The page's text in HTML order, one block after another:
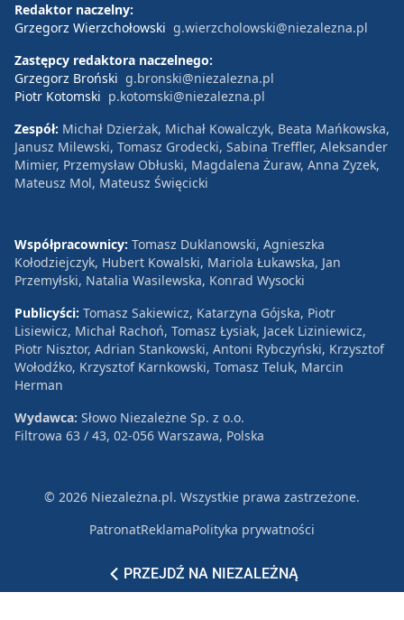
PRZEJDŹ NA NIEZALEŻNĄ
Redaktor naczelny:
Grzegorz Wierzchołowski g.wierzcholowski@niezalezna.pl
Zastępcy redaktora naczelnego:
Grzegorz Broński g.bronski@niezalezna.pl
Piotr Kotomski p.kotomski@niezalezna.pl
Zespół: Michał Dzierżak, Michał Kowalczyk, Beata Mańkowska,
Janusz Milewski, Tomasz Grodecki, Sabina Treffler, Aleksander
Mimier, Przemysław Obłuski, Magdalena Żuraw, Anna Zyzek,
Mateusz Mol, Mateusz Święcicki
Współpracownicy: Tomasz Duklanowski, Agnieszka
Kołodziejczyk, Hubert Kowalski, Mariola Łukawska, Jan
Przemyłski, Natalia Wasilewska, Konrad Wysocki
Publicyści: Tomasz Sakiewicz, Katarzyna Gójska, Piotr
Lisiewicz, Michał Rachoń, Tomasz Łysiak, Jacek Liziniewicz,
Piotr Nisztor, Adrian Stankowski, Antoni Rybczyński, Krzysztof
Wołodźko, Krzysztof Karnkowski, Tomasz Teluk, Marcin
Herman
Wydawca: Słowo Niezależne Sp. z o.o.
Filtrowa 63 / 43, 02-056 Warszawa, Polska
© 2026 Niezależna.pl. Wszystkie prawa zastrzeżone.
PatronatReklamaPolityka prywatności